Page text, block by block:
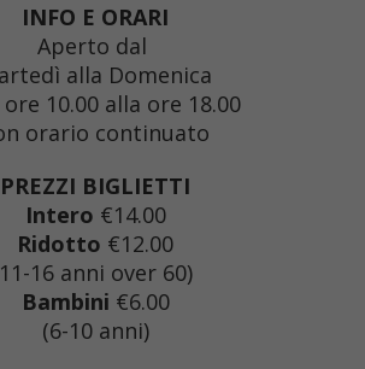
INFO E ORARI
Aperto dal
alla Domenica
10.00 alla ore 18.00
orario continuato
PREZZI BIGLIETTI
Intero €14.00
Ridotto €12.00
16 anni over 60)
Bambini €6.00
(6-10 anni)